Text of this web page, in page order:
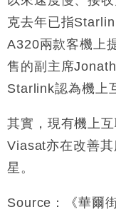
克去年已指
A320兩款客機上
售的副主席
Starlink認為機上
其實，現有機上
Viasat亦在改善
星。
Source：《華爾